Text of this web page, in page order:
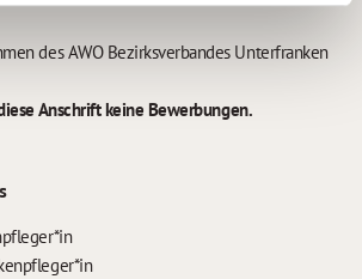
des AWO Bezirksverbandes Unterfranken
Anschrift keine Bewerbungen.